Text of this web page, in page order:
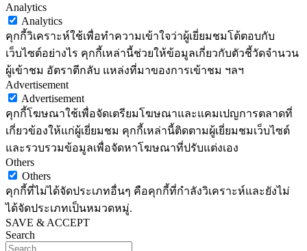
Analytics
Analytics
คุกกี้วิเคราะห์ใช้เพื่อทำความเข้าใจว่าผู้เยี่ยมชมโต้ตอบกับ
เว็บไซต์อย่างไร คุกกี้เหล่านี้ช่วยให้ข้อมูลเกี่ยวกับตัวชี้วัดจำนวน
ผู้เข้าชม อัตราตีกลับ แหล่งที่มาของการเข้าชม ฯลฯ
Advertisement
Advertisement
คุกกี้โฆษณาใช้เพื่อจัดเตรียมโฆษณาและแคมเปญการตลาดที่
เกี่ยวข้องให้แก่ผู้เยี่ยมชม คุกกี้เหล่านี้ติดตามผู้เยี่ยมชมเว็บไซต์
และรวบรวมข้อมูลเพื่อจัดหาโฆษณาที่ปรับแต่งเอง
Others
Others
คุกกี้ที่ไม่ได้จัดประเภทอื่นๆ คือคุกกี้ที่กำลังวิเคราะห์และยังไม่
ได้จัดประเภทเป็นหมวดหมู่.
SAVE & ACCEPT
Search